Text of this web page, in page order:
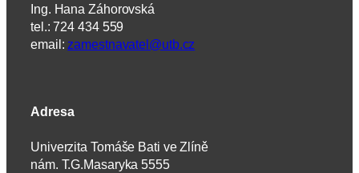
Ing. Hana Záhorovská
tel.: 724 434 559
email: zamestnavatel@utb.cz
Adresa
Univerzita Tomáše Bati ve Zlíně
nám. T.G.Masaryka 5555